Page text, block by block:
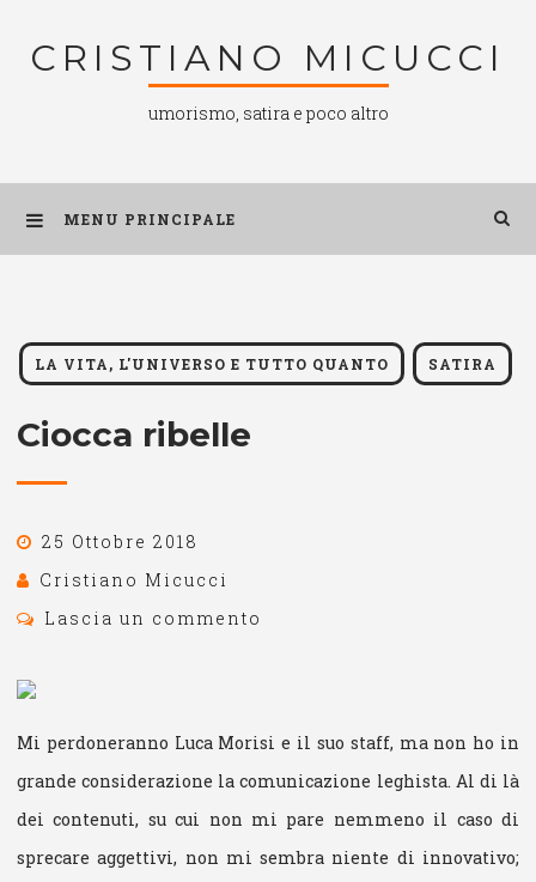
CRISTIANO MICUCCI
umorismo, satira e poco altro
MENU PRINCIPALE
LA VITA, L'UNIVERSO E TUTTO QUANTO SATIRA
Ciocca ribelle
25 Ottobre 2018
Cristiano Micucci
Lascia un commento
Mi perdoneranno Luca Morisi e il suo staff, ma non ho in
grande considerazione la comunicazione leghista. Al di là
dei contenuti, su cui non mi pare nemmeno il caso di
sprecare aggettivi, non mi sembra niente di innovativo;